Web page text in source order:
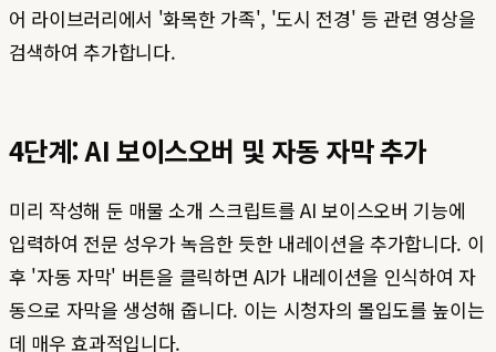
어 라이브러리에서 '화목한 가족', '도시 전경' 등 관련 영상을
검색하여 추가합니다.
4단계: AI 보이스오버 및 자동 자막 추가
미리 작성해 둔 매물 소개 스크립트를 AI 보이스오버 기능에
입력하여 전문 성우가 녹음한 듯한 내레이션을 추가합니다. 이
후 '자동 자막' 버튼을 클릭하면 AI가 내레이션을 인식하여 자
동으로 자막을 생성해 줍니다. 이는 시청자의 몰입도를 높이는
데 매우 효과적입니다.